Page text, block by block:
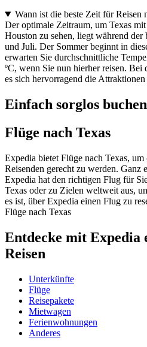
Wann ist die beste Zeit für Reisen
Der optimale Zeitraum, um Texas
Houston zu sehen, liegt während
und Juli. Der Sommer beginnt in
erwarten Sie durchschnittliche
ºC, wenn Sie nun hierher reisen. Bei
es sich hervorragend die
Einfach sorglos buchen
Flüge nach Texas
Expedia bietet Flüge nach Texas,
Reisenden gerecht zu werden. Ganz
Expedia hat den richtigen Flug für
Texas oder zu Zielen weltweit aus,
es ist, über Expedia einen Flug zu
Flüge nach Texas
Entdecke mit Expedia
Reisen
Unterkünfte
Flüge
Reisepakete
Mietwagen
Ferienwohnungen
Anderes